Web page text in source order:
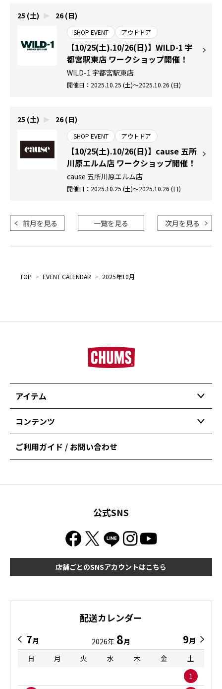
25 (土) 26 (日)
SHOP EVENT アウトドア
【10/25(土).10/26(日)】WILD-1 宇
都宮駅東店 ワークショップ開催！
WILD-1 宇都宮駅東店
開催日：2025.10.25 (土)～2025.10.26 (日)
25 (土) 26 (日)
SHOP EVENT アウトドア
【10/25(土).10/26(日)】cause 五所
川原エルム店 ワークショップ開催！
cause 五所川原エルム店
開催日：2025.10.25 (土)～2025.10.26 (日)
前月を見る 一覧を見る 次月を見る
TOP > EVENT CALENDAR > 2025年10月
アイテム
コンテンツ
ご利用ガイド / お問い合わせ
公式SNS
店舗ごとのSNSアカウントはこちら
配送カレンダー
7月 2026年 8月 9月
日
月 火 水 木 金
土
1